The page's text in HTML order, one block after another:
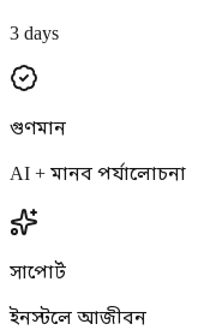
3 days
গুণমান
AI + মানব পর্যালোচনা
সাপোর্ট
ইনস্টলে আজীবন